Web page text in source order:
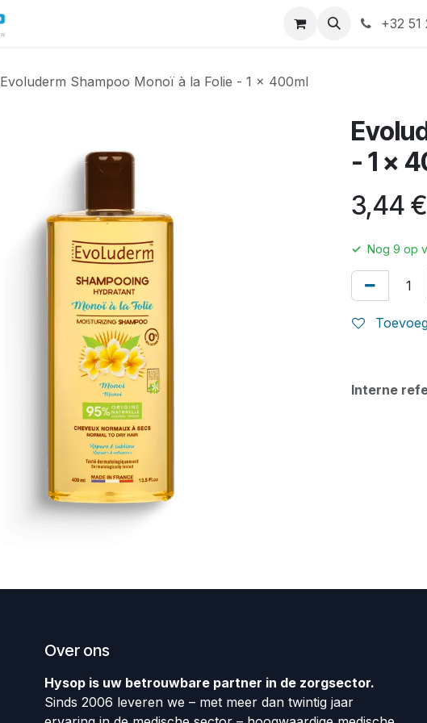
+32
Evoluderm Shampoo Monoï à la Folie - 1 x 400ml
- 1 x
3,44 €
✓ Nog 9 op
Interne
Over ons
Hysop is uw betrouwbare partner in de zorgsector.
Sinds 2006 leveren we – met meer dan twintig jaar